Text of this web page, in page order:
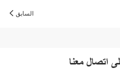
السابق
اتصال معنا